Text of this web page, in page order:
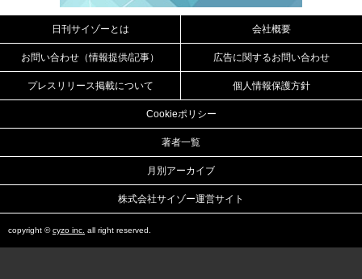
日刊サイゾーとは 会社概要
お問い合わせ（情報提供/記事） 広告に関するお問い合わせ
プレスリリース掲載について 個人情報保護方針
Cookieポリシー
著者一覧
月別アーカイブ
株式会社サイゾー運営サイト
copyright ©cyzo inc. all right reserved.